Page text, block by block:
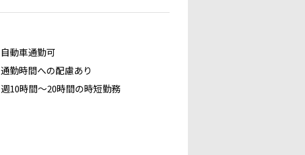
自動車通勤可
通勤時間への配慮あり
週10時間～20時間の時短勤務